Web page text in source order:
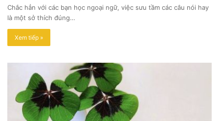
Chắc hẳn với các bạn học ngoại ngữ, việc sưu tầm các câu nói hay
là một sở thích đúng…
Xem tiếp »